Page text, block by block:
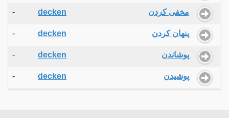
- decken مخفی کردن
- decken پنهان کردن
- decken پوشاندن
- decken پوشیدن